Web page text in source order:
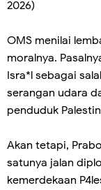
2026)
OMS menilai
moralnya.
Isra*l sebagai
serangan udara
penduduk
Akan tetapi,
satunya jalan
kemerdekaan